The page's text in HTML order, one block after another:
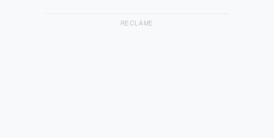
RECLAME